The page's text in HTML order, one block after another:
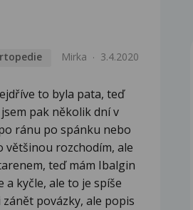
Mirka 3.4.2020
to byla pata, teď
pak několik dní v
ránu po spánku nebo
většinou rozchodím, ale
teď mám Ibalgin
a kyčle, ale to je spíše
povázky, ale popis